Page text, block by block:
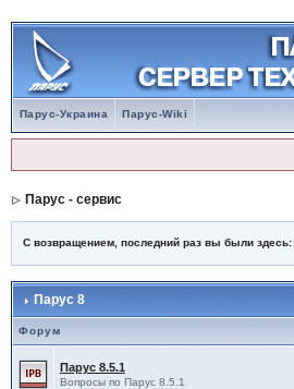
Парус-Украина Парус-Wiki
Парус - сервис
С возвращением, последний раз вы были здесь:
Парус 8
Форум
Парус 8.5.1
Вопросы по Парус 8.5.1